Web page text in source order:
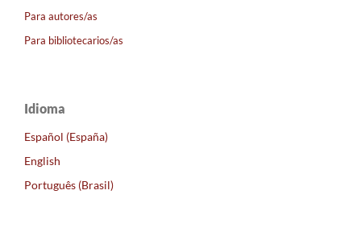
Para autores/as
Para bibliotecarios/as
Idioma
Español (España)
English
Português (Brasil)